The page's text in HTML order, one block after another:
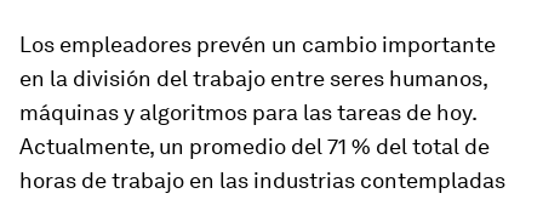
Los empleadores prevén un cambio importante
en la división del trabajo entre seres humanos,
máquinas y algoritmos para las tareas de hoy.
Actualmente, un promedio del 71 % del total de
horas de trabajo en las industrias contempladas